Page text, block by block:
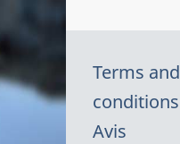
Terms and
conditions
Avis